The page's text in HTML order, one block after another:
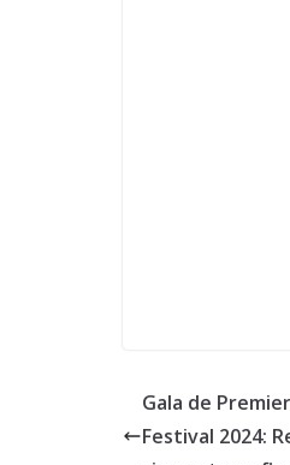
Gala de
Festival 2024: